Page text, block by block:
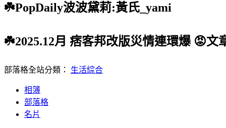
☘️PopDaily波波黛莉:黃氏_yami
☘️2025.12月 痞客邦改版災情連環爆 😡
部落格全站分類： 生活綜合
相簿
部落格
名片